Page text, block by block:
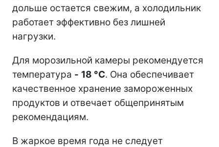
дольше остается свежим, а холодильник
работает эффективно без лишней
нагрузки.
Для морозильной камеры рекомендуется
температура - 18 °C. Она обеспечивает
качественное хранение замороженных
продуктов и отвечает общепринятым
рекомендациям.
В жаркое время года не следует